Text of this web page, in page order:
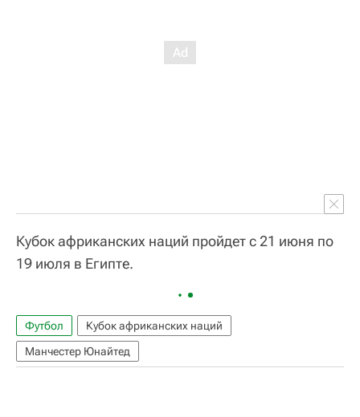
Кубок африканских наций пройдет с 21 июня по
19 июля в Египте.
Футбол
Кубок африканских наций
Манчестер Юнайтед